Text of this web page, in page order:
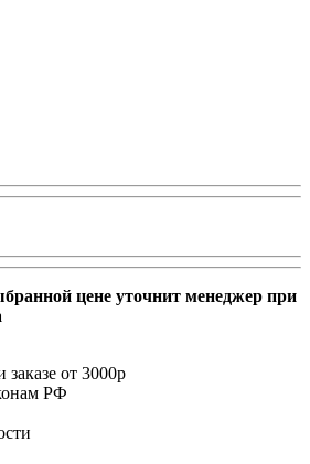
цене уточнит менеджер при
заказе от 3000р
РФ